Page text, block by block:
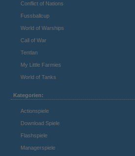
Conflict of Nations
Fussballcup
World of Warships
Call of War
Tentlan
My Little Farmies
World of Tanks
Kategorien:
Actionspiele
Download Spiele
Flashspiele
Managerspiele